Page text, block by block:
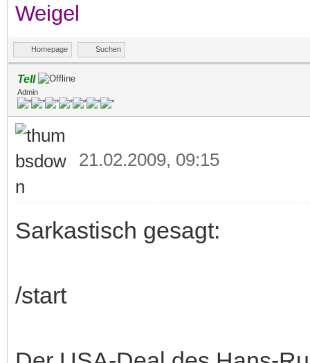
Weigel
Homepage Suchen
Tell
Admin
21.02.2009, 09:15
Sarkastisch gesagt:
/start